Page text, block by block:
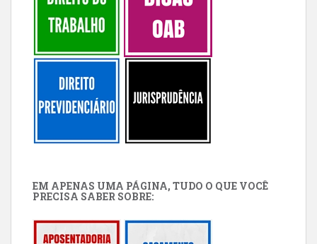
EM APENAS UMA PÁGINA, TUDO O QUE VOCÊ
PRECISA SABER SOBRE: